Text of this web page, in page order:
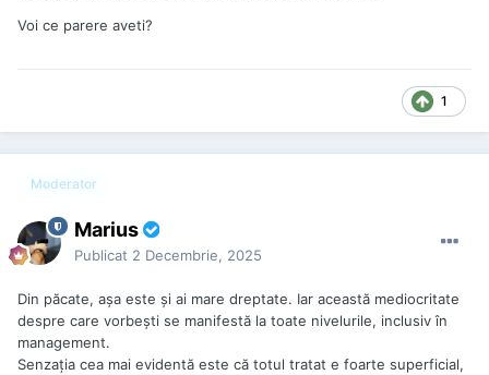
Voi ce parere aveti?
1
Moderator
Marius
Publicat 2 Decembrie, 2025
Din păcate, așa este și ai mare dreptate. Iar această mediocritate
despre care vorbești se manifestă la toate nivelurile, inclusiv în
management.
Senzația cea mai evidentă este că totul tratat e foarte superficial,